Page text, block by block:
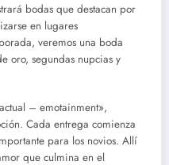
bodas que destacan por
en lugares
veremos una boda
oro, segundas nupcias y
– emotainment»,
Cada entrega comienza
para los novios. Allí
que culmina en el